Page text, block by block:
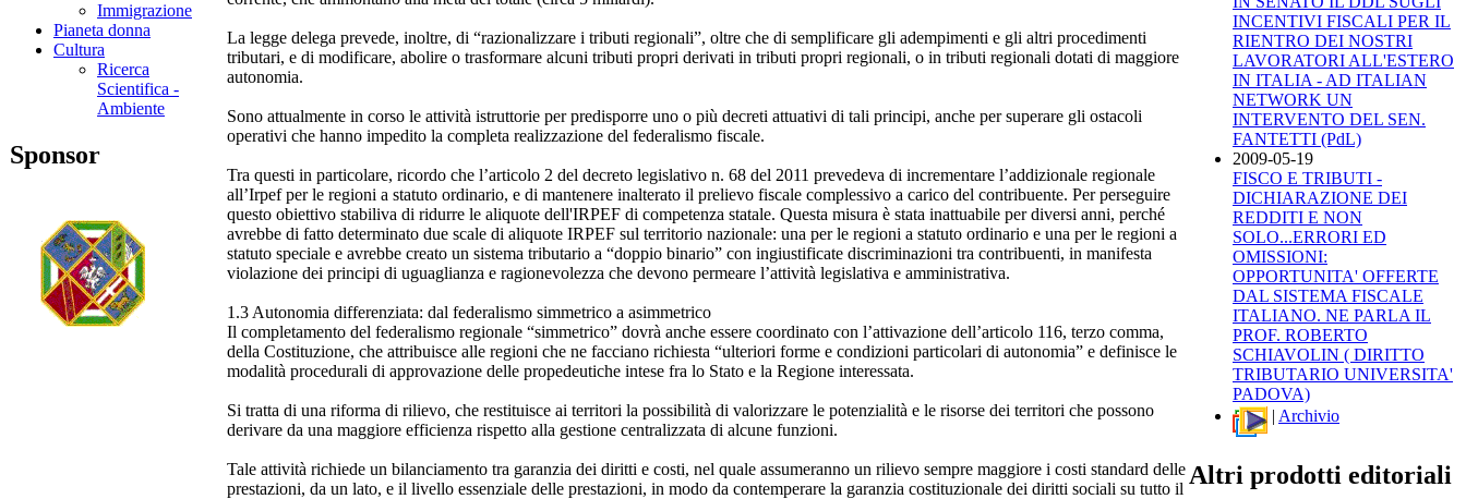
Immigrazione
Pianeta donna
Cultura
Ricerca
Scientifica -
Ambiente
Sponsor
La legge delega prevede, inoltre, di “razionalizzare i tributi regionali”, oltre che di semplificare gli adempimenti e gli altri procedimenti
tributari, e di modificare, abolire o trasformare alcuni tributi propri derivati in tributi propri regionali, o in tributi regionali dotati di maggiore
autonomia.
Sono attualmente in corso le attività istruttorie per predisporre uno o più decreti attuativi di tali principi, anche per superare gli ostacoli
operativi che hanno impedito la completa realizzazione del federalismo fiscale.
Tra questi in particolare, ricordo che l’articolo 2 del decreto legislativo n. 68 del 2011 prevedeva di incrementare l’addizionale regionale
all’Irpef per le regioni a statuto ordinario, e di mantenere inalterato il prelievo fiscale complessivo a carico del contribuente. Per perseguire
questo obiettivo stabiliva di ridurre le aliquote dell'IRPEF di competenza statale. Questa misura è stata inattuabile per diversi anni, perché
avrebbe di fatto determinato due scale di aliquote IRPEF sul territorio nazionale: una per le regioni a statuto ordinario e una per le regioni a
statuto speciale e avrebbe creato un sistema tributario a “doppio binario” con ingiustificate discriminazioni tra contribuenti, in manifesta
violazione dei principi di uguaglianza e ragionevolezza che devono permeare l’attività legislativa e amministrativa.
1.3 Autonomia differenziata: dal federalismo simmetrico a asimmetrico
Il completamento del federalismo regionale “simmetrico” dovrà anche essere coordinato con l’attivazione dell’articolo 116, terzo comma,
della Costituzione, che attribuisce alle regioni che ne facciano richiesta “ulteriori forme e condizioni particolari di autonomia” e definisce le
modalità procedurali di approvazione delle propedeutiche intese fra lo Stato e la Regione interessata.
Si tratta di una riforma di rilievo, che restituisce ai territori la possibilità di valorizzare le potenzialità e le risorse dei territori che possono
derivare da una maggiore efficienza rispetto alla gestione centralizzata di alcune funzioni.
Tale attività richiede un bilanciamento tra garanzia dei diritti e costi, nel quale assumeranno un rilievo sempre maggiore i costi standard delle
prestazioni, da un lato, e il livello essenziale delle prestazioni, in modo da contemperare la garanzia costituzionale dei diritti sociali su tutto il
INCENTIVI FISCALI PER IL
RIENTRO DEI NOSTRI
LAVORATORI ALL'ESTERO
IN ITALIA - AD ITALIAN
NETWORK UN
INTERVENTO DEL SEN.
FANTETTI (PdL)
2009-05-19
FISCO E TRIBUTI -
DICHIARAZIONE DEI
REDDITI E NON
SOLO...ERRORI ED
OMISSIONI:
OPPORTUNITA' OFFERTE
DAL SISTEMA FISCALE
ITALIANO. NE PARLA IL
PROF. ROBERTO
SCHIAVOLIN ( DIRITTO
TRIBUTARIO UNIVERSITA'
PADOVA)
| Archivio
Altri prodotti editoriali